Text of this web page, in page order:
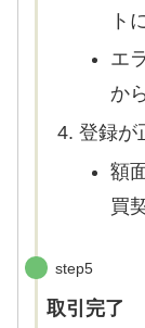
ト
エ
か
登録が
額
買
step5
取引完了